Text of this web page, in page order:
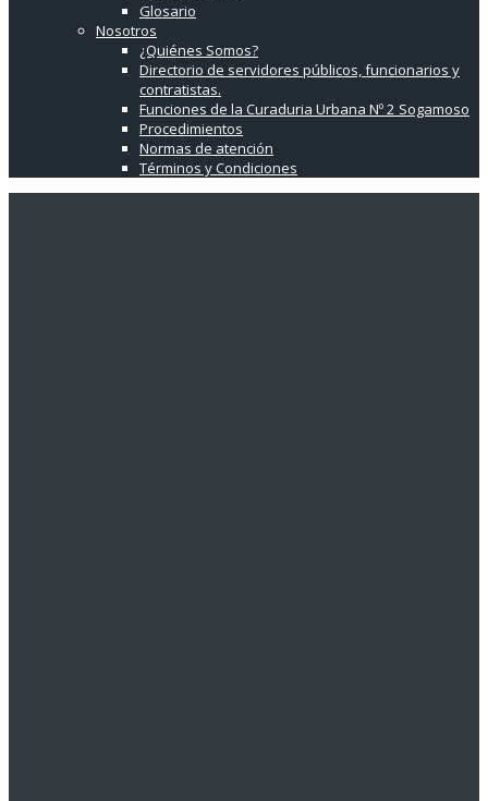
Glosario
Nosotros
¿Quiénes Somos?
Directorio de servidores públicos, funcionarios y
contratistas.
Funciones de la Curaduria Urbana Nº 2 Sogamoso
Procedimientos
Normas de atención
Términos y Condiciones